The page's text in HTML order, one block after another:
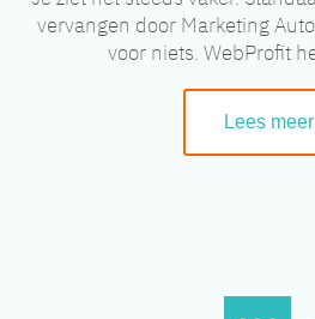
vervangen door Marketing
voor niets. WebProfit
Lees meer